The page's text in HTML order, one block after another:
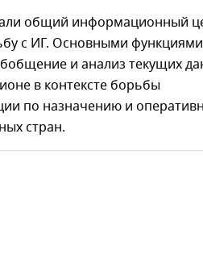
общий информационный
с ИГ. Основными функциями
и анализ текущих
в контексте борьбы
по назначению и
стран.